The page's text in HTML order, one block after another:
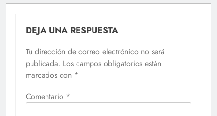
DEJA UNA RESPUESTA
Tu dirección de correo electrónico no será
publicada. Los campos obligatorios están
marcados con *
Comentario *